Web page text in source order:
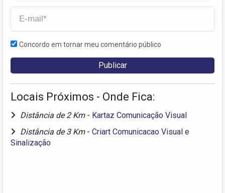
Concordo em tornar meu comentário público
Locais Próximos - Onde Fica:
Distância de 2 Km - Kartaz Comunicação Visual
Distância de 3 Km - Criart Comunicacao Visual e
Sinalização